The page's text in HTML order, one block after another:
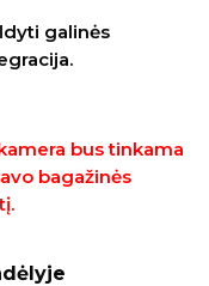
galinės
bus tinkama
bagažinės